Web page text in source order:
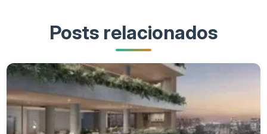
Posts relacionados